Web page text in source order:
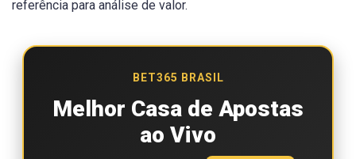
referência para análise de valor.
BET365 BRASIL
Melhor Casa de Apostas
ao Vivo